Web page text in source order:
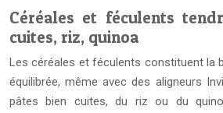
Céréales et féculents
cuites, riz, quinoa
Les céréales et féculents constituent la
équilibrée, même avec des aligneurs
pâtes bien cuites, du riz ou du